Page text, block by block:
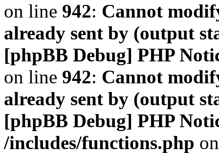
on line 942: Cannot
already sent by (output
[phpBB Debug] PHP
on line 942: Cannot
already sent by (output
[phpBB Debug] PHP
/includes/functions.php